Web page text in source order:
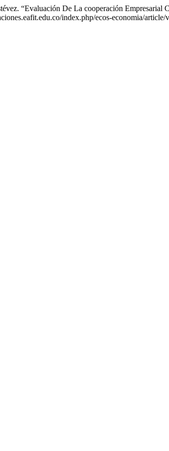
“Evaluación De La cooperación
index.php/ecos-economia/article/